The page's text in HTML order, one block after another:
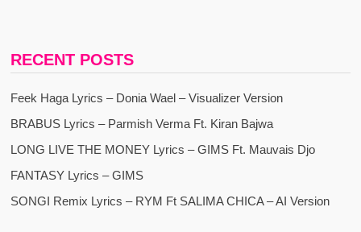
RECENT POSTS
Feek Haga Lyrics – Donia Wael – Visualizer Version
BRABUS Lyrics – Parmish Verma Ft. Kiran Bajwa
LONG LIVE THE MONEY Lyrics – GIMS Ft. Mauvais Djo
FANTASY Lyrics – GIMS
SONGI Remix Lyrics – RYM Ft SALIMA CHICA – AI Version